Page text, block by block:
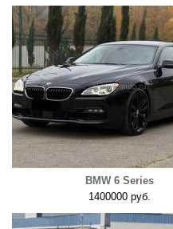
BMW 6 Series
1400000 руб.